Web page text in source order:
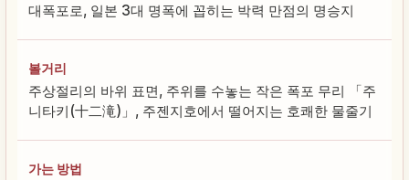
대폭포로, 일본 3대 명폭에 꼽히는 박력 만점의 명승지
볼거리
주상절리의 바위 표면, 주위를 수놓는 작은 폭포 무리 「주
니타키(十二滝)」, 주젠지호에서 떨어지는 호쾌한 물줄기
가는 방법